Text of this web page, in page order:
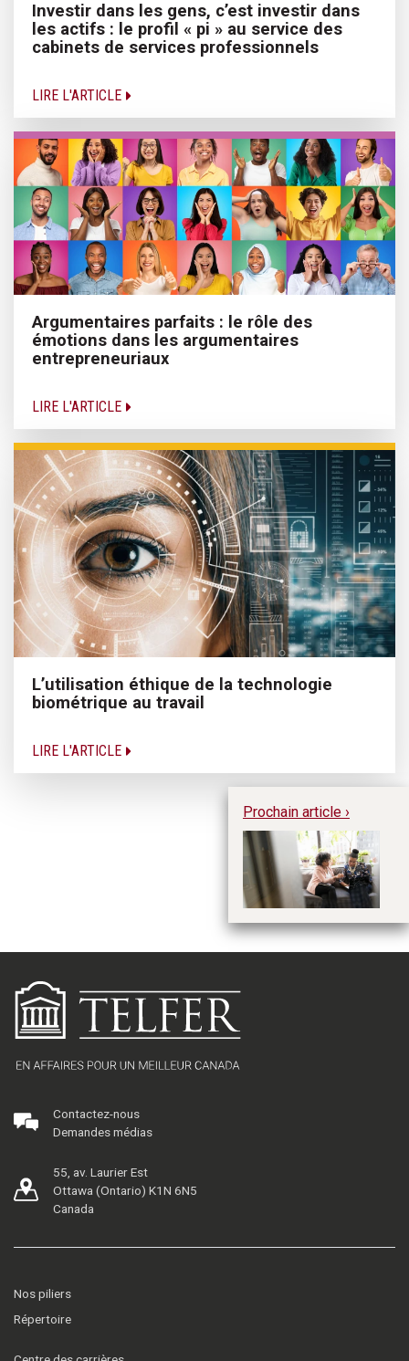
Investir dans les gens, c’est investir dans
les actifs : le profil « pi » au service des
cabinets de services professionnels
LIRE L'ARTICLE
Argumentaires parfaits : le rôle des
émotions dans les argumentaires
entrepreneuriaux
LIRE L'ARTICLE
L’utilisation éthique de la technologie
biométrique au travail
LIRE L'ARTICLE
Prochain article ›
Contactez-nous
Demandes médias
55, av. Laurier Est
Ottawa (Ontario) K1N 6N5
Canada
Nos piliers
Répertoire